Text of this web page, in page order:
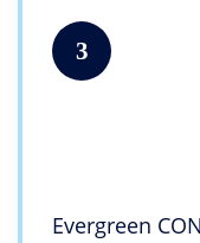
3
Evergreen